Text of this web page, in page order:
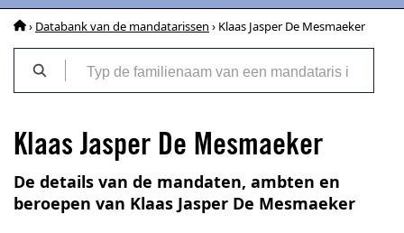
› Databank van de mandatarissen › Klaas Jasper De Mesmaeker
Klaas Jasper De Mesmaeker
De details van de mandaten, ambten en
beroepen van Klaas Jasper De Mesmaeker